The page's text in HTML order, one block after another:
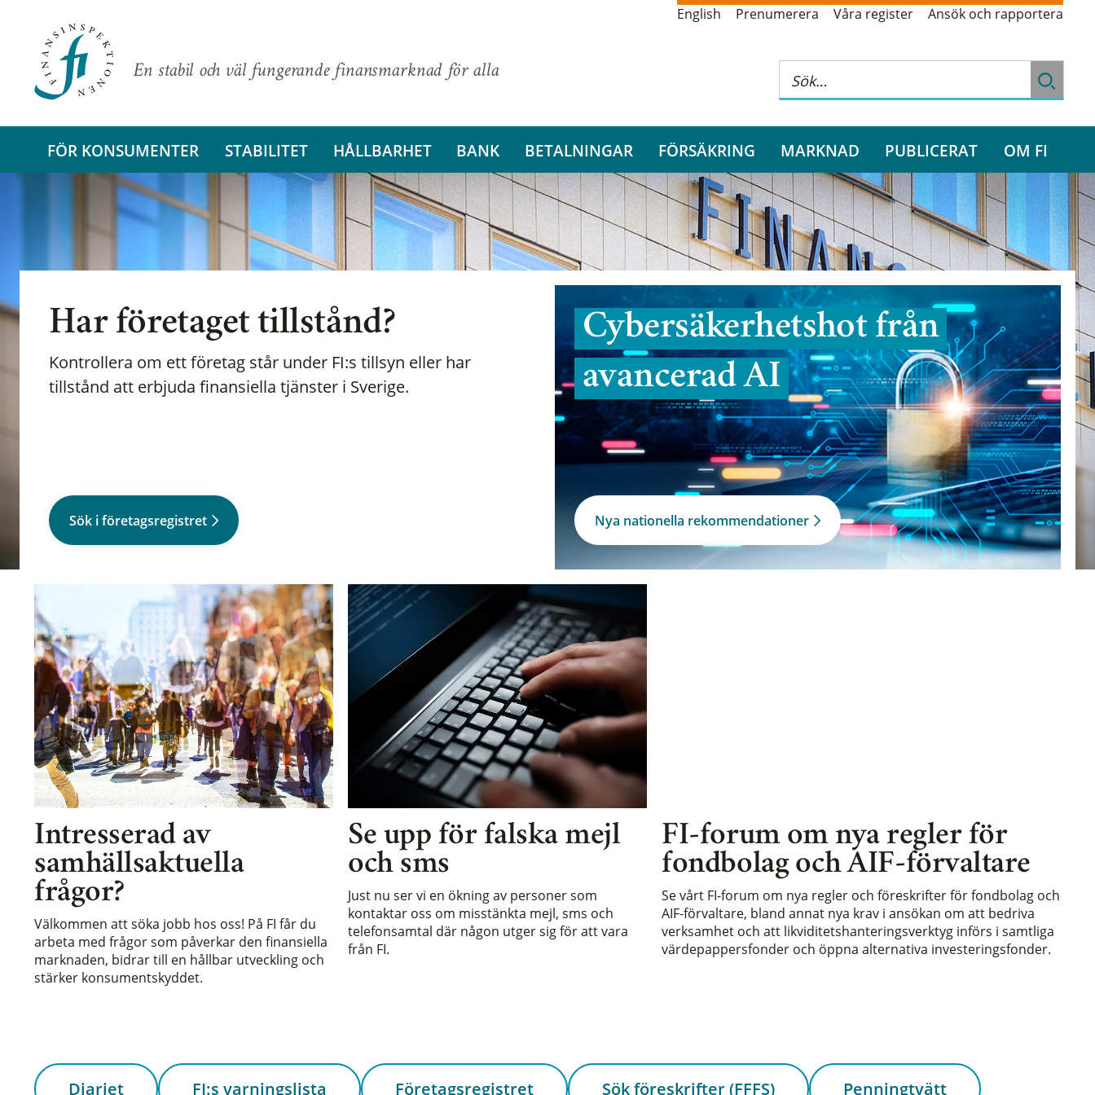
En stabil och väl fungerande finansmarknad för alla
English Prenumerera Våra register Ansök och rapportera
FÖR KONSUMENTER STABILITET HÅLLBARHET BANK BETALNINGAR FÖRSÄKRING MARKNAD PUBLICERAT OM FI
Har företaget tillstånd?
Kontrollera om ett företag står under FI:s tillsyn eller har
tillstånd att erbjuda finansiella tjänster i Sverige.
Sök i företagsregistret
Cybersäkerhetshot från
avancerad AI
Nya nationella rekommendationer
Intresserad av
samhällsaktuella
frågor?
Välkommen att söka jobb hos oss! På FI får du
arbeta med frågor som påverkar den finansiella
marknaden, bidrar till en hållbar utveckling och
stärker konsumentskyddet.
Se upp för falska mejl
och sms
Just nu ser vi en ökning av personer som
kontaktar oss om misstänkta mejl, sms och
telefonsamtal där någon utger sig för att vara
från FI.
FI-forum om nya regler för
fondbolag och AIF-förvaltare
Se vårt FI-forum om nya regler och föreskrifter för fondbolag och
AIF-förvaltare, bland annat nya krav i ansökan om att bedriva
verksamhet och att likviditetshanteringsverktyg införs i samtliga
värdepappersfonder och öppna alternativa investeringsfonder.
Diariet FI:s varningslista Företagsregistret Sök föreskrifter (FFFS) Penningtvätt